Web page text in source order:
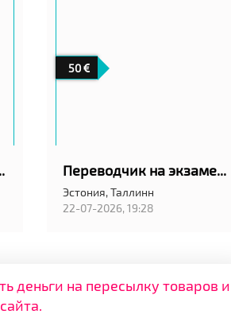
шведский
50
Переводчик на экзамен в АРК в Таллинн
Эстония,Таллинн
22-07-2026, 19:28
деньги на пересылку товаров и